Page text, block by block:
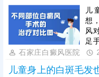
重
用
恢
肤
儿
想
风
足
非
的
石家庄白癜风医院
儿童身上的白斑毛发